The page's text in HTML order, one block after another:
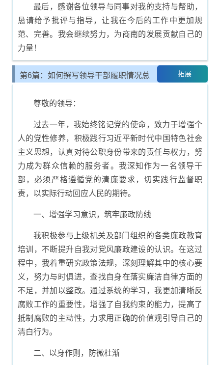
最后，感谢各位领导与同事对我的支持与帮助，
恳请给予批评与指导，让我在今后的工作中更加规
范、完善。我会继续努力，为商南的发展贡献自己的
力量！
第6篇：如何撰写领导干部履职情况总 拓展
尊敬的领导：
过去一年，我始终铭记党的使命，致力于增强个
人的党性修养，积极践行习近平新时代中国特色社会
主义思想，认真对待公职身份带来的责任与权力，努
力成为群众信赖的服务者。我深知作为一名领导干
部，必须严格遵循党的清廉要求，切实践行监督职
责，以实际行动回应人民的期待。
一、增强学习意识，筑牢廉政防线
我积极参与上级机关及部门组织的各类廉政教育
培训，不断提升自我对党风廉政建设的认识。在这过
程中，我着重研究政策法规，深刻理解其中的核心要
义，努力与时俱进，查找自身在落实廉洁自律方面的
不足，并加以整改。通过系统的学习，我更加清晰反
腐败工作的重要性，增强了自我约束的能力，提高了
抵制腐败的主动性，力求用正确的价值观引导自己的
清白行为。
二、以身作则，防微杜渐